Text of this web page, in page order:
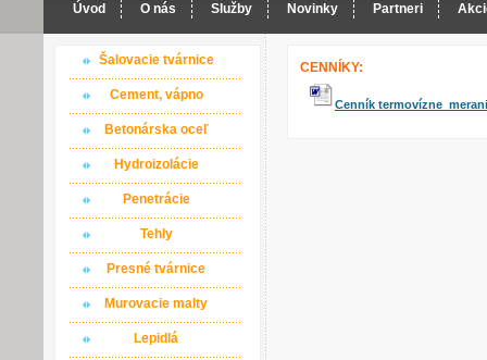
Úvod O nás Služby Novinky Partneri
Šalovacie tvárnice
Cement, vápno
Betonárska oceľ
Hydroizolácie
Penetrácie
Tehly
Presné tvárnice
Murovacie malty
Lepidlá
CENNÍKY:
Cenník termovízne